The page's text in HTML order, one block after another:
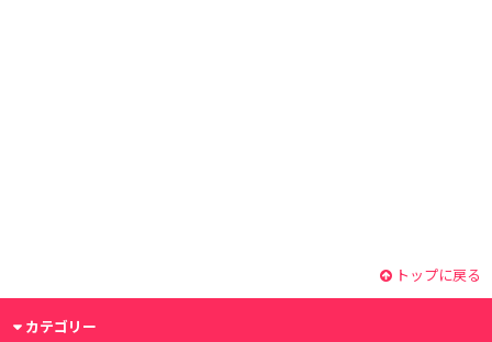
トップに戻る
カテゴリー